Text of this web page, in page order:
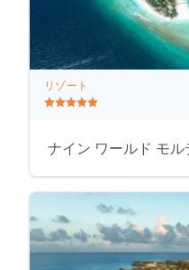
リゾート
ナイン ワールド モル